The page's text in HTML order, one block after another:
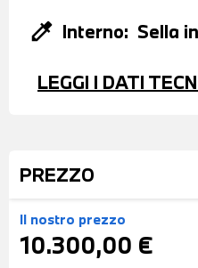
colorize Interno: Sella
LEGGI I DATI
PREZZO
Il nostro prezzo
10.300,00 €